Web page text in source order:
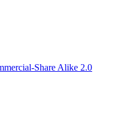
Share Alike 2.0